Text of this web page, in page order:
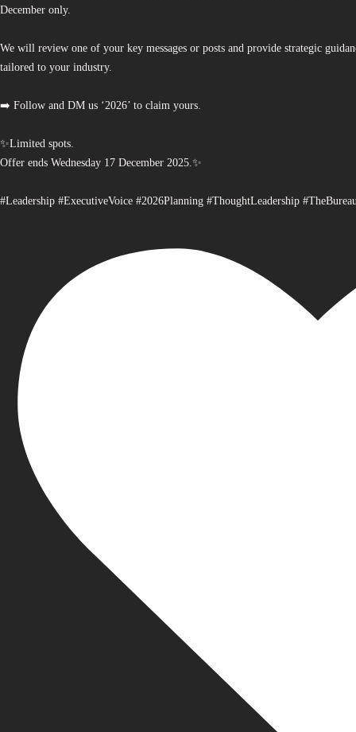
December only.
We will review one of your key messages or posts and provide strategic
tailored to your industry.
➡️ Follow and DM us ‘2026’ to claim yours.
✨Limited spots.
Offer ends Wednesday 17 December 2025.✨
#Leadership #ExecutiveVoice #2026Planning #ThoughtLeadership